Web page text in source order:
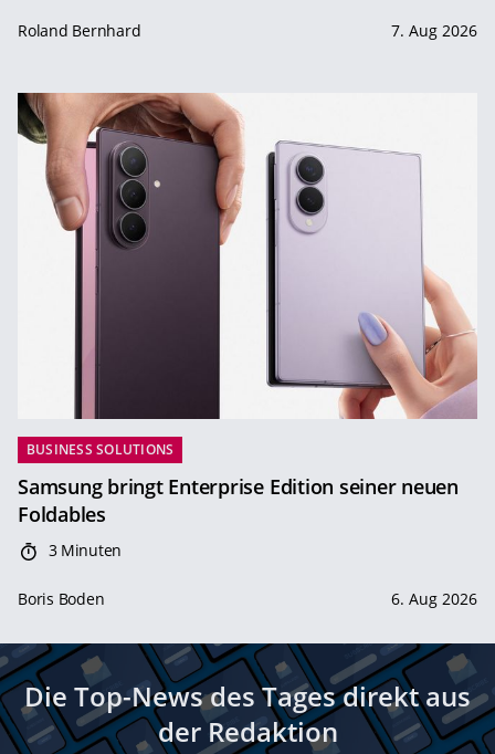
Roland Bernhard 7. Aug 2026
BUSINESS SOLUTIONS
Samsung bringt Enterprise Edition seiner neuen
Foldables
3 Minuten
Boris Boden 6. Aug 2026
Die Top-News des Tages direkt aus
der Redaktion